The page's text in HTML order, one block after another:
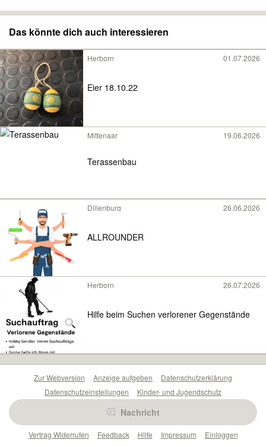
Das könnte dich auch interessieren
Herborn 01.07.2026
Eier 18.10.22
Mittenaar 19.06.2026
Terassenbau
Dillenburg 26.06.2026
ALLROUNDER
Herborn 26.07.2026
Hilfe beim Suchen verlorener Gegenstände
Nachricht
Zur Webversion Anzeige aufgeben
Datenschutzerklärung
Datenschutzeinstellungen
Kinder- und Jugendschutz
Barrierefreiheitserklärung
Vertrag Widerrufen
Feedback Hilfe Impressum Einloggen